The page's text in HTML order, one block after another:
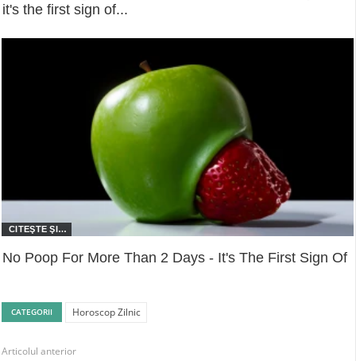
it's the first sign of...
No Poop For More Than 2 Days - It's The First Sign Of
CATEGORII Horoscop Zilnic
Articolul anterior